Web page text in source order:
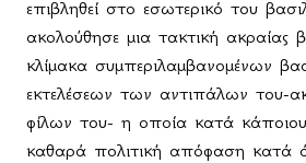
επιβληθεί στο εσωτερικό του
ακολούθησε μια τακτική ακραίας
κλίμακα συμπεριλαμβανομένων
εκτελέσεων των αντιπάλων του-
φίλων του- η οποία κατά
καθαρά πολιτική απόφαση κατά